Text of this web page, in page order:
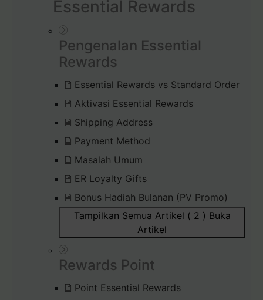
Essential Rewards
Pengenalan Essential
Rewards
Essential Rewards vs Standard Order
Aktivasi Essential Rewards
Shipping Address
Payment Method
Masalah Umum
ER Loyalty Gifts
Bonus Hadiah Bulanan (PV Promo)
Tampilkan Semua Artikel ( 2 ) Buka
Artikel
Rewards Point
Point Essential Rewards